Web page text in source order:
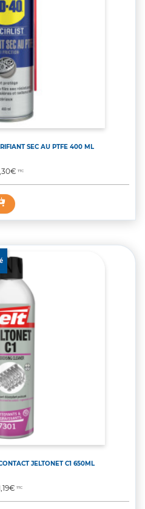
SEC AU PTFE 400 ML
Prix
TTC
JELTONET C1 650ML
Prix
TTC